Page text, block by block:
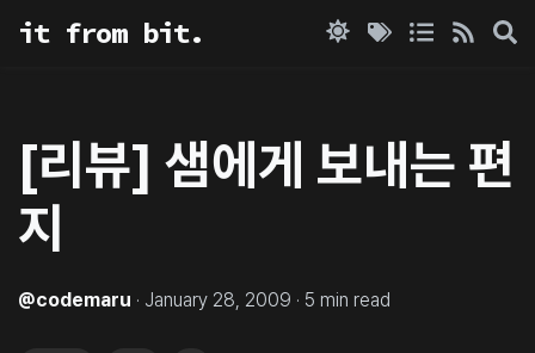
it from bit.
[리뷰] 샘에게 보내는 편
지
@codemaru · January 28, 2009 · 5 min read